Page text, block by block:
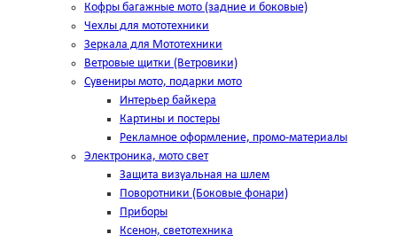
Кофры багажные мото (задние и боковые)
Чехлы для мототехники
Зеркала для Мототехники
Ветровые щитки (Ветровики)
Сувениры мото, подарки мото
Интерьер байкера
Картины и постеры
Рекламное оформление, промо-материалы
Электроника, мото свет
Защита визуальная на шлем
Поворотники (Боковые фонари)
Приборы
Ксенон, светотехника